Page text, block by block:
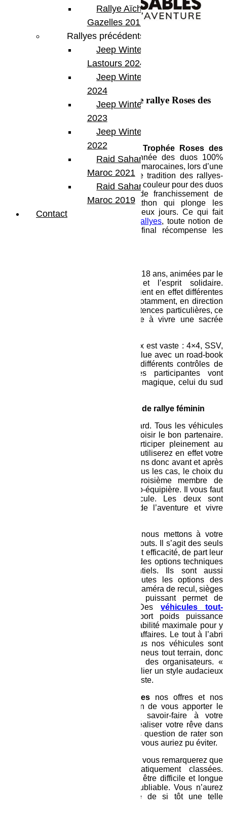
Location Véhicule 4X4 pour le rallye Roses des
Sables
La formule qui a fait le succès duTrophée Roses des
reste identique : chaque année des duos 100%
féminins s’affrontent sur les terres sud marocaines, lors d’une
course d’orientation issue de la pure tradition des rallyes-
raids africains. Un programme haut en couleur pour des duos
de choc : épreuves d’orientation, de franchissement de
dunes et la fameuse étape marathon qui plonge les
participantes en autonomie durant deux jours. Ce qui fait
rallyes, toute notion de
vitesse est exclue, le classement final récompense les
Toutes conductrices âgées de plus de 18 ans, animées par le
voyage, la compétition sportive et l’esprit solidaire.
soutient en effet différentes
causes à travers cinq associations, notamment, en direction
des enfants. Inutile d’avoir des compétences particulières, ce
qu’il faut c’est être motivée et prête à vivre une sacrée
Pour ce qui est des véhicules le choix est vaste : 4×4, SSV,
moto ou quad. Chaque équipage évolue avec un road-book
et une boussole, en respectant les différents contrôles de
passage obligatoires. Au total, les participantes vont
parcourir au 7 000 km dans un cadre magique, celui du sud
Comment bien choisir son véhicule de rallye féminin
Le choix du 4×4 ne doit rien au hasard. Tous les véhicules
4X4 ne se valent pas. Il faut donc choisir le bon partenaire.
Celui qui va vous permettre de participer pleinement au
. Vous utiliserez en effet votre
véhicule pendant les phases de liaisons donc avant et après
course et, pendant la course. Dans tous les cas, le choix du
véhicule est primordial, c’est le troisième membre de
l’équipage, au même titre que votre co-équipière. Il vous faut
un bon binôme et un bon véhicule. Les deux sont
indissociables pour aller au bout de l’aventure et vivre
que nous mettons à votre
disposition disposent de nombreux atouts. Il s’agit des seuls
véhicules polyvalents, alliant confort et efficacité, de part leur
conception avec les ponts rigides et des options techniques
comme des blocages de différentiels. Ils sont aussi
confortables et sont équipés de toutes les options des
véhicules d’aujourd’hui (prises USB, caméra de recul, sièges
et volant réglable….). Un moteur puissant permet de
surmonter toutes les difficultés. Desvéhicules tout-
agiles, qui offrent un rapport poids puissance
exceptionnel. Sans oublier une habitabilité maximale pour y
mettre tout le matériel ainsi que vos affaires. Le tout à l’abri
des regards et de la poussière. Tous nos véhicules sont
réhaussés, renforcés et équipés de pneus tout terrain, donc
parfaitement adaptés aux exigences des organisateurs. «
Vérif techniques assurés ». Sans oublier un style audacieux
qui vous fera vous démarquer sur la piste.
Trophée Roses des Sables nos offres et nos
véhicules évoluent régulièrement afin de vous apporter le
meilleur. Nous mettons tout notre savoir-faire à votre
disposition pour vous permettre de réaliser votre rêve dans
les meilleures conditions. Il n’est pas question de rater son
Rallye pour une erreur de casting que vous auriez pu éviter.
Consultez les derniers classements et vous remarquerez que
nos Jeep Wrangler sont systématiquement classées.
L’expérience que vous allez vivre va être difficile et longue
mais, elle sera extraordinaire et inoubliable. Vous n’aurez
peut-être pas l’occasion de revivre de si tôt une telle
Rallye Aïcha des
Gazelles 2017
Rallyes précédents
Jeep Winter
Lastours 2024
Jeep Winter Tour
2024
Jeep Winter Tour
2023
Jeep Winter Tour
2022
Raid Sahara Tour
Maroc 2021
Raid Sahara Tour
Maroc 2019
Contact